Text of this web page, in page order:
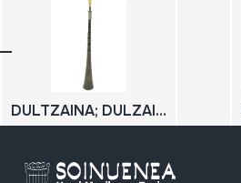
DULTZAINA; DULZAINA